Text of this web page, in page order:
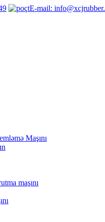
E-mail:
Maşını
maşını